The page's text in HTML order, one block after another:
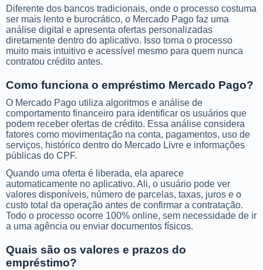
Diferente dos bancos tradicionais, onde o processo costuma
ser mais lento e burocrático, o Mercado Pago faz uma
análise digital e apresenta ofertas personalizadas
diretamente dentro do aplicativo. Isso torna o processo
muito mais intuitivo e acessível mesmo para quem nunca
contratou crédito antes.
Como funciona o empréstimo Mercado Pago?
O Mercado Pago utiliza algoritmos e análise de
comportamento financeiro para identificar os usuários que
podem receber ofertas de crédito. Essa análise considera
fatores como movimentação na conta, pagamentos, uso de
serviços, histórico dentro do Mercado Livre e informações
públicas do CPF.
Quando uma oferta é liberada, ela aparece
automaticamente no aplicativo. Ali, o usuário pode ver
valores disponíveis, número de parcelas, taxas, juros e o
custo total da operação antes de confirmar a contratação.
Todo o processo ocorre 100% online, sem necessidade de ir
a uma agência ou enviar documentos físicos.
Quais são os valores e prazos do
empréstimo?